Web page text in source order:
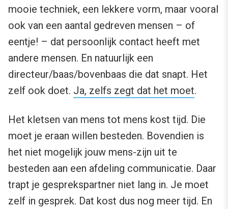
mooie techniek, een lekkere vorm, maar vooral
ook van een aantal gedreven mensen – of
eentje! – dat persoonlijk contact heeft met
andere mensen. En natuurlijk een
directeur/baas/bovenbaas die dat snapt. Het
zelf ook doet. Ja, zelfs zegt dat het moet.
Het kletsen van mens tot mens kost tijd. Die
moet je eraan willen besteden. Bovendien is
het niet mogelijk jouw mens-zijn uit te
besteden aan een afdeling communicatie. Daar
trapt je gesprekspartner niet lang in. Je moet
zelf in gesprek. Dat kost dus nog meer tijd. En